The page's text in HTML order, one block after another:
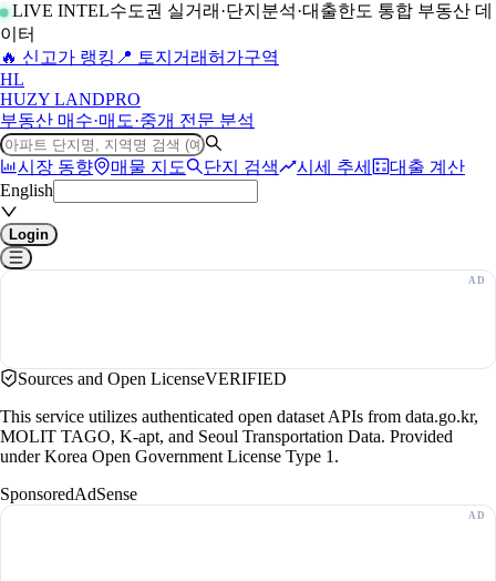
LIVE INTEL수도권 실거래·단지분석·대출한도 통합 부동산 데
이터
🔥 신고가 랭킹 📍 토지거래허가구역
HL
HUZY LANDPRO
부동산 매수·매도·중개 전문 분석
시장 동향 매물 지도 단지 검색 시세 추세
대출 계산
English
Login
Sources and Open LicenseVERIFIED
This service utilizes authenticated open dataset APIs from data.go.kr,
MOLIT TAGO, K-apt, and Seoul Transportation Data. Provided
under Korea Open Government License Type 1.
SponsoredAdSense